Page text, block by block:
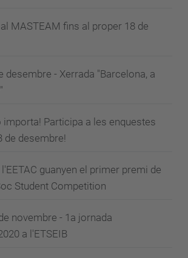
MASTEAM fins al proper 18 de
desembre - Xerrada "Barcelona, a
importa! Participa a les enquestes
de desembre!
guanyen el primer premi de
Student Competition
novembre - 1a jornada
a l'ETSEIB